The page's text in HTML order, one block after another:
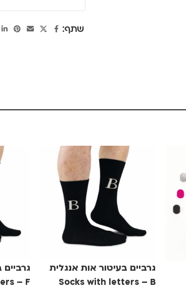
שתף:
גרביים בעיטור אות אנגלית
Socks with letters – B
– F